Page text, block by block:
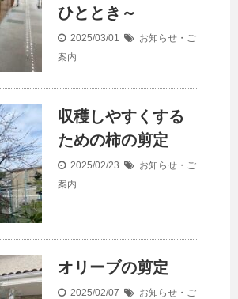
ひととき～
2025/03/01
お知らせ・ご
案内
収穫しやすくする
ための柿の剪定
2025/02/23
お知らせ・ご
案内
オリーブの剪定
2025/02/07
お知らせ・ご